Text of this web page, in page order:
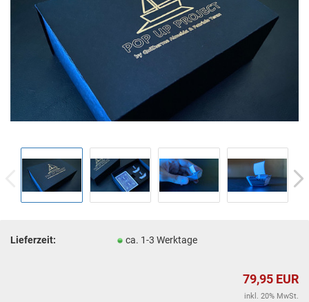
Lieferzeit: ca. 1-3 Werktage
79,95 EUR
inkl. 20% MwSt.